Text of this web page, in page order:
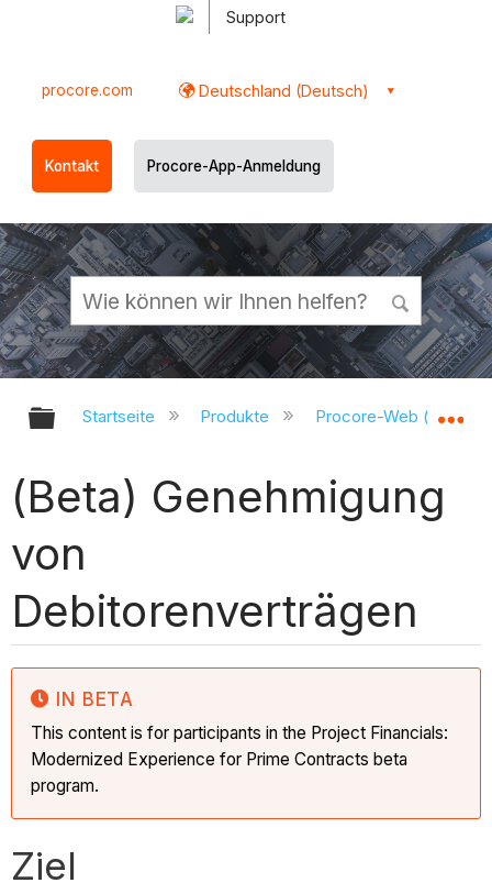
Support
procore.com Deutschland (Deutsch)
Kontakt Procore-App-Anmeldung
Globale Hierarchie auf- und
Startseite Produkte Procore-Web
(Beta) Genehmigung
von
Debitorenverträgen
IN BETA
This content is for participants in the Project Financials:
Modernized Experience for Prime Contracts beta
program.
Ziel